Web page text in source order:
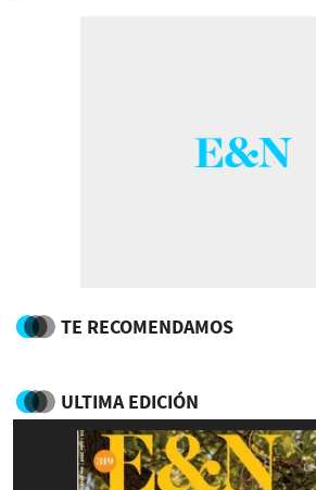
TE RECOMENDAMOS
ULTIMA EDICIÓN